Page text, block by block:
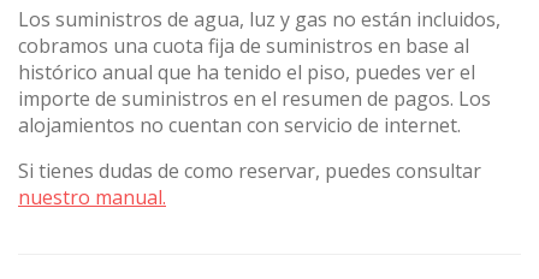
Los suministros de agua, luz y gas no están incluidos,
cobramos una cuota fija de suministros en base al
histórico anual que ha tenido el piso, puedes ver el
importe de suministros en el resumen de pagos. Los
alojamientos no cuentan con servicio de internet.
Si tienes dudas de como reservar, puedes consultar
nuestro manual.